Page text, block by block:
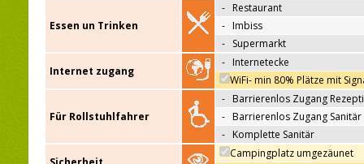
Essen un Trinken
- Restaurant
- Imbiss
- Supermarkt
Internet zugang
- Internetecke
WiFi- min 80% Plätze mit
Für Rollstuhlfahrer
- Barrierenlos Zugang
- Barrierenlos Zugang Sanitär
- Komplette Sanitär
Campingplatz umgezäunet